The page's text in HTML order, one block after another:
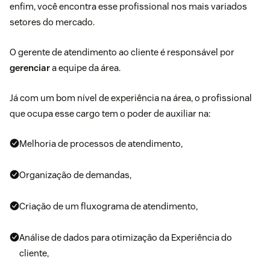
enfim, você encontra esse profissional nos mais variados
setores do mercado.
O gerente de atendimento ao cliente é responsável por
gerenciara equipe da área.
Já com um bom nível de experiência na área, o profissional
que ocupa esse cargo tem o poder de auxiliar na:
Melhoria de processos de atendimento,
Organização de demandas,
Criação de um fluxograma de atendimento,
Análise de dados para otimização da Experiência do
cliente,